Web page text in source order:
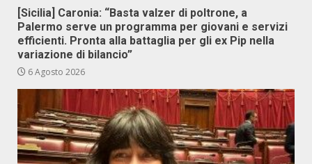
[Sicilia] Caronia: “Basta valzer di poltrone, a
Palermo serve un programma per giovani e servizi
efficienti. Pronta alla battaglia per gli ex Pip nella
variazione di bilancio”
6 Agosto 2026